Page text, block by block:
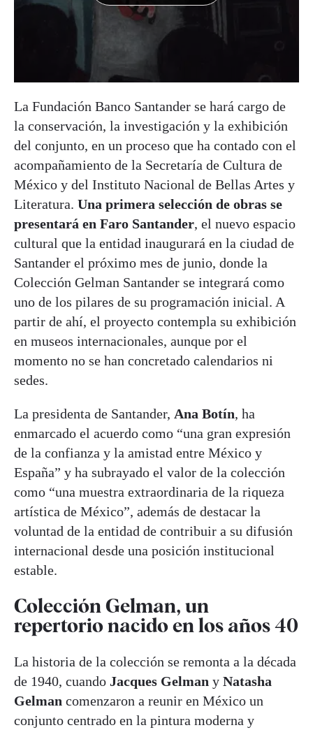
La Fundación Banco Santander se hará cargo de
la conservación, la investigación y la exhibición
del conjunto, en un proceso que ha contado con el
acompañamiento de la Secretaría de Cultura de
México y del Instituto Nacional de Bellas Artes y
Literatura. Una primera selección de obras se
presentará en Faro Santander, el nuevo espacio
cultural que la entidad inaugurará en la ciudad de
Santander el próximo mes de junio, donde la
Colección Gelman Santander se integrará como
uno de los pilares de su programación inicial. A
partir de ahí, el proyecto contempla su exhibición
en museos internacionales, aunque por el
momento no se han concretado calendarios ni
sedes.
La presidenta de Santander, Ana Botín, ha
enmarcado el acuerdo como “una gran expresión
de la confianza y la amistad entre México y
España” y ha subrayado el valor de la colección
como “una muestra extraordinaria de la riqueza
artística de México”, además de destacar la
voluntad de la entidad de contribuir a su difusión
internacional desde una posición institucional
estable.
Colección Gelman, un
repertorio nacido en los años 40
La historia de la colección se remonta a la década
de 1940, cuando Jacques Gelman y Natasha
Gelman comenzaron a reunir en México un
conjunto centrado en la pintura moderna y